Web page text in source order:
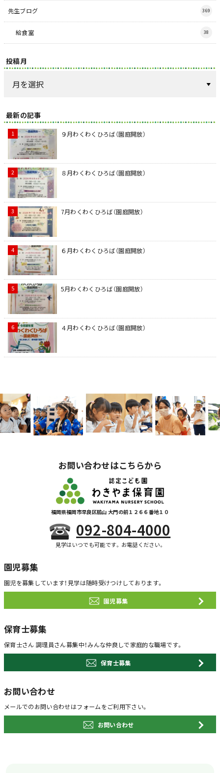
先生ブログ 369
給食室 38
投稿月
最新の記事
９月わくわくひろば（園庭開放）
８月わくわくひろば（園庭開放）
7月わくわくひろば（園庭開放）
６月わくわくひろば（園庭開放）
5月わくわくひろば（園庭開放）
４月わくわくひろば（園庭開放）
お問い合わせはこちらから
福岡県福岡市早良区脇山 大門の前１２６６番地１０
092-804-4000
見学はいつでも可能です。お電話ください。
園児募集
園児を募集しています！ 見学は随時受けつけしております。
園児募集
保育士募集
保育士さん 調理員さん募集中！みんな仲良しで家庭的な職場です。
保育士募集
お問い合わせ
メールでのお問い合わせはフォームをご利用下さい。
お問い合わせ